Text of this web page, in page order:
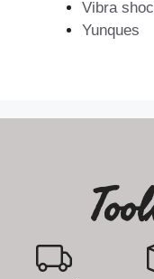
Vibra
Yunques